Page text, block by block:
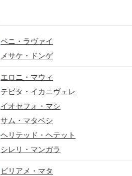
ペニ・ラヴァイ
メサケ・ドンゲ
エロニ・マウィ
テビタ・イカニヴェレ
イオセフォ・マシ
サム・マタベシ
ヘリテッド・ヘテット
シレリ・マンガラ
ビリアメ・マタ